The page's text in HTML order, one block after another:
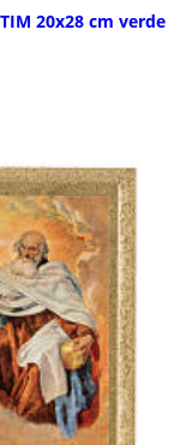
20x28 cm verde